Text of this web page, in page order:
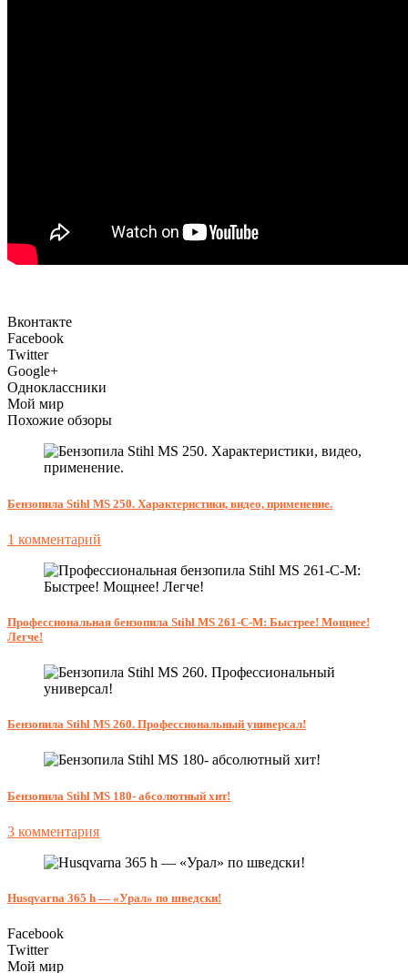
Вконтакте
Facebook
Twitter
Google+
Одноклассники
Мой мир
Похожие обзоры
Бензопила Stihl MS 250. Характеристики, видео, применение.
1 комментарий
Профессиональная бензопила Stihl MS 261-C-M: Быстрее! Мощнее!
Легче!
Бензопила Stihl MS 260. Профессиональный универсал!
Бензопила Stihl MS 180- абсолютный хит!
3 комментария
Husqvarna 365 h — «Урал» по шведски!
Facebook
Twitter
Мой мир